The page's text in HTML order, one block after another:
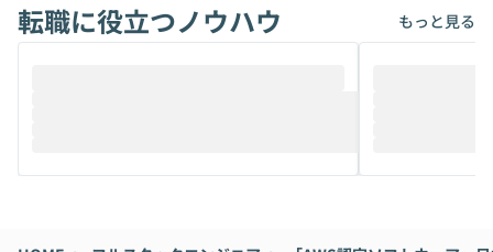
けでなく、想像以上の範囲まで自動化でき
ることは、まだあまり知られていません。
メルカリでの判断基準をもとに「なぜClau
は、評判では
ているAIを選ぶこ
それぞれの本当
転職に役立つノウハウ もっと見る